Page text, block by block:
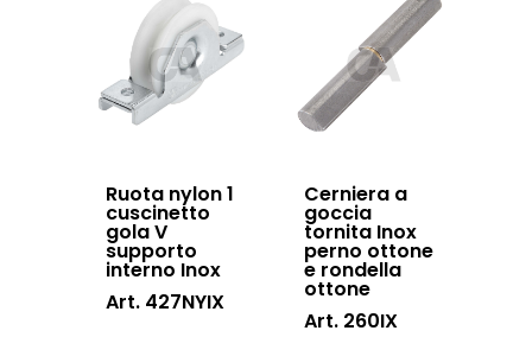
Ruota nylon 1
cuscinetto
gola V
supporto
interno Inox
Art. 427NYIX
Cerniera a
goccia
tornita Inox
perno ottone
e rondella
ottone
Art. 260IX
Swing gates
accessories
Sistemi di
Inox